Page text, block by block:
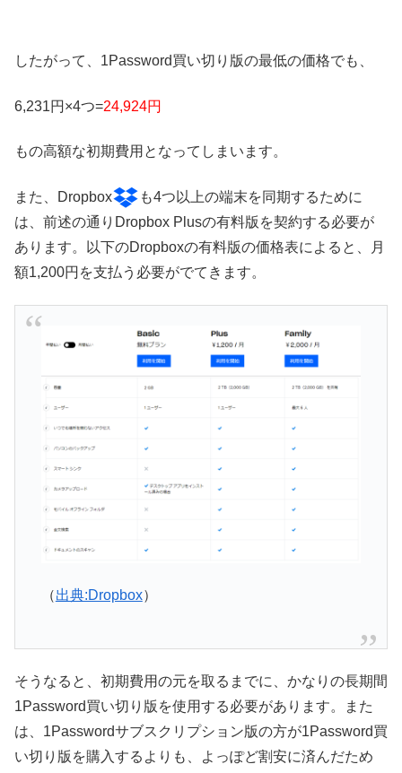
したがって、1Password買い切り版の最低の価格でも、
6,231円×4つ=24,924円
もの高額な初期費用となってしまいます。
また、Dropbox
も4つ以上の端末を同期するために
は、前述の通りDropbox Plusの有料版を契約する必要が
あります。以下のDropboxの有料版の価格表によると、月
額1,200円を支払う必要がでてきます。
（出典:Dropbox）
そうなると、初期費用の元を取るまでに、かなりの長期間
1Password買い切り版を使用する必要があります。また
は、1Passwordサブスクリプション版の方が1Password買
い切り版を購入するよりも、よっぽど割安に済んだため